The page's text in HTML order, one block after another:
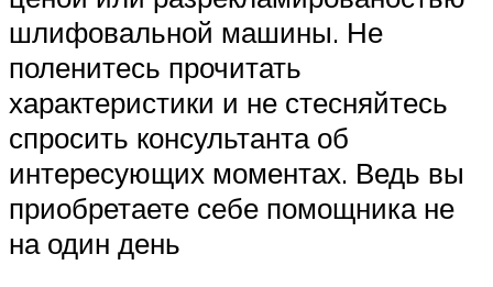
шлифовальной машины. Не
поленитесь прочитать
характеристики и не стесняйтесь
спросить консультанта об
интересующих моментах. Ведь вы
приобретаете себе помощника не
на один день